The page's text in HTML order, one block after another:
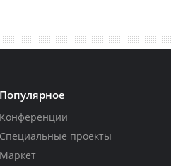
Популярное
Конференции
Специальные проекты
Маркет